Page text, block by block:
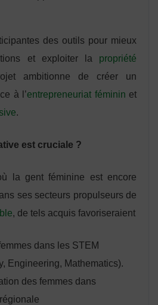
des outils pour mieux
et exploiter la propriété
ambitionne de créer un
à l’entrepreneuriat féminin et
.
est cruciale ?
la gent féminine est encore
ses secteurs propulseurs de
, de tels acquis favoriseraient
dans les STEM
Engineering, Mathematics).
des femmes dans